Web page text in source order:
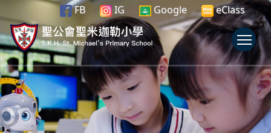
FB IG Google eClass